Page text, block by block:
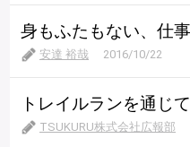
身もふたもない、仕
安達 裕哉 2016/10/22
トレイルランを通じ
TSUKURU株式会社広報部